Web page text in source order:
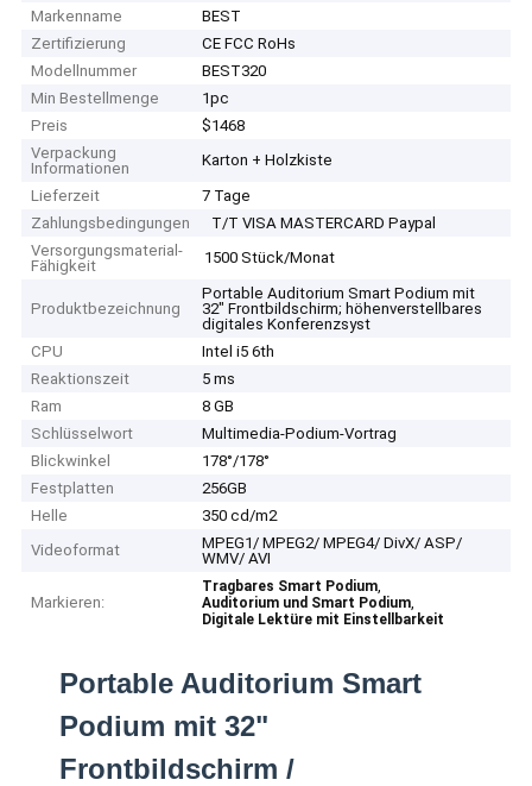
Markenname
BEST
Zertifizierung
CE FCC RoHs
Modellnummer
BEST320
Min Bestellmenge
1pc
Preis
$1468
Verpackung
Informationen
Karton + Holzkiste
Lieferzeit
7 Tage
Zahlungsbedingungen
T/T VISA MASTERCARD Paypal
Versorgungsmaterial-
Fähigkeit
1500 Stück/Monat
Produktbezeichnung
Portable Auditorium Smart Podium mit
32" Frontbildschirm; höhenverstellbares
digitales Konferenzsyst
CPU
Intel i5 6th
Reaktionszeit
5 ms
Ram
8 GB
Schlüsselwort
Multimedia-Podium-Vortrag
Blickwinkel
178°/178°
Festplatten
256GB
Helle
350 cd/m2
Videoformat
MPEG1/ MPEG2/ MPEG4/ DivX/ ASP/
WMV/ AVI
Markieren:
Tragbares Smart Podium,
Auditorium und Smart Podium,
Digitale Lektüre mit Einstellbarkeit
Portable Auditorium Smart
Podium mit 32"
Frontbildschirm /